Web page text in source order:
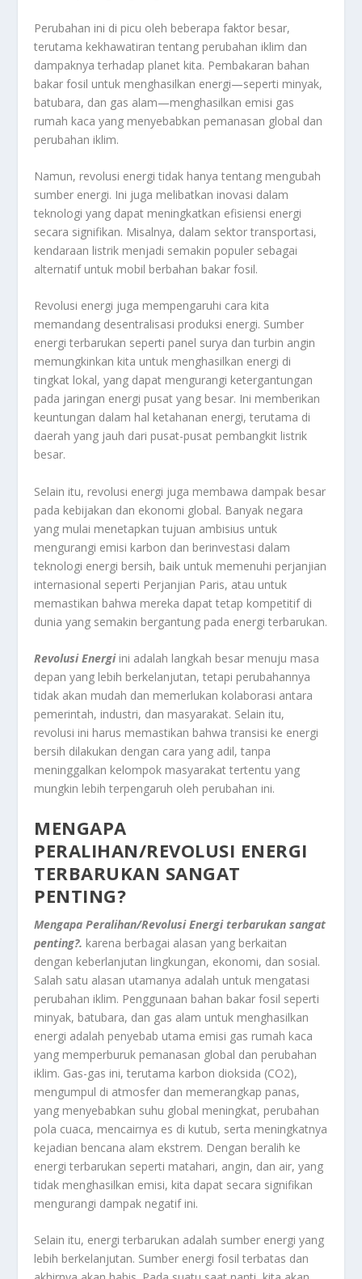
Perubahan ini di picu oleh beberapa faktor besar,
terutama kekhawatiran tentang perubahan iklim dan
dampaknya terhadap planet kita. Pembakaran bahan
bakar fosil untuk menghasilkan energi—seperti minyak,
batubara, dan gas alam—menghasilkan emisi gas
rumah kaca yang menyebabkan pemanasan global dan
perubahan iklim.
Namun, revolusi energi tidak hanya tentang mengubah
sumber energi. Ini juga melibatkan inovasi dalam
teknologi yang dapat meningkatkan efisiensi energi
secara signifikan. Misalnya, dalam sektor transportasi,
kendaraan listrik menjadi semakin populer sebagai
alternatif untuk mobil berbahan bakar fosil.
Revolusi energi juga mempengaruhi cara kita
memandang desentralisasi produksi energi. Sumber
energi terbarukan seperti panel surya dan turbin angin
memungkinkan kita untuk menghasilkan energi di
tingkat lokal, yang dapat mengurangi ketergantungan
pada jaringan energi pusat yang besar. Ini memberikan
keuntungan dalam hal ketahanan energi, terutama di
daerah yang jauh dari pusat-pusat pembangkit listrik
besar.
Selain itu, revolusi energi juga membawa dampak besar
pada kebijakan dan ekonomi global. Banyak negara
yang mulai menetapkan tujuan ambisius untuk
mengurangi emisi karbon dan berinvestasi dalam
teknologi energi bersih, baik untuk memenuhi perjanjian
internasional seperti Perjanjian Paris, atau untuk
memastikan bahwa mereka dapat tetap kompetitif di
dunia yang semakin bergantung pada energi terbarukan.
Revolusi Energiini adalah langkah besar menuju masa
depan yang lebih berkelanjutan, tetapi perubahannya
tidak akan mudah dan memerlukan kolaborasi antara
pemerintah, industri, dan masyarakat. Selain itu,
revolusi ini harus memastikan bahwa transisi ke energi
bersih dilakukan dengan cara yang adil, tanpa
meninggalkan kelompok masyarakat tertentu yang
mungkin lebih terpengaruh oleh perubahan ini.
MENGAPA
PERALIHAN/REVOLUSI ENERGI
TERBARUKAN SANGAT
PENTING?
Mengapa Peralihan/Revolusi Energi terbarukan sangat
penting?. karena berbagai alasan yang berkaitan
dengan keberlanjutan lingkungan, ekonomi, dan sosial.
Salah satu alasan utamanya adalah untuk mengatasi
perubahan iklim. Penggunaan bahan bakar fosil seperti
minyak, batubara, dan gas alam untuk menghasilkan
energi adalah penyebab utama emisi gas rumah kaca
yang memperburuk pemanasan global dan perubahan
iklim. Gas-gas ini, terutama karbon dioksida (CO2),
mengumpul di atmosfer dan memerangkap panas,
yang menyebabkan suhu global meningkat, perubahan
pola cuaca, mencairnya es di kutub, serta meningkatnya
kejadian bencana alam ekstrem. Dengan beralih ke
energi terbarukan seperti matahari, angin, dan air, yang
tidak menghasilkan emisi, kita dapat secara signifikan
mengurangi dampak negatif ini.
Selain itu, energi terbarukan adalah sumber energi yang
lebih berkelanjutan. Sumber energi fosil terbatas dan